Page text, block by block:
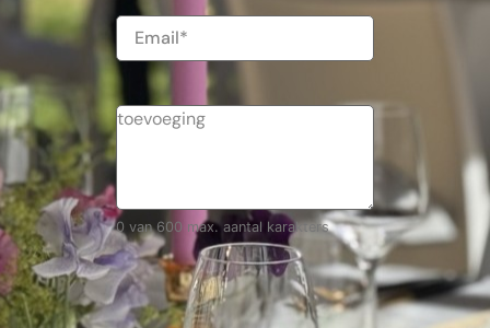
E-
mailadres
0 van 600 max. aantal karakters